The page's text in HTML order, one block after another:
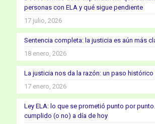
personas con ELA y qué sigue pendiente
17 julio, 2026
Sentencia completa: la justicia es aún más
18 enero, 2026
La justicia nos da la razón: un paso histórico
17 enero, 2026
Ley ELA: lo que se prometió punto por
cumplido (o no) a día de hoy